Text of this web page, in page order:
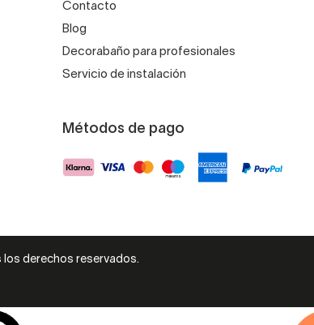
Contacto
Blog
Decorabaño para profesionales
Servicio de instalación
Métodos de pago
derechos reservados.